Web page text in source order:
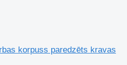
korpuss paredzēts kravas